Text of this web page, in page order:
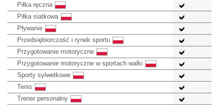
Piłka ręczna
Piłka siatkowa
Pływanie
Przedsiębiorczość i rynek sportu
Przygotowanie motoryczne
Przygotowanie motoryczne w sportach walki
Sporty sylwetkowe
Tenis
Trener personalny